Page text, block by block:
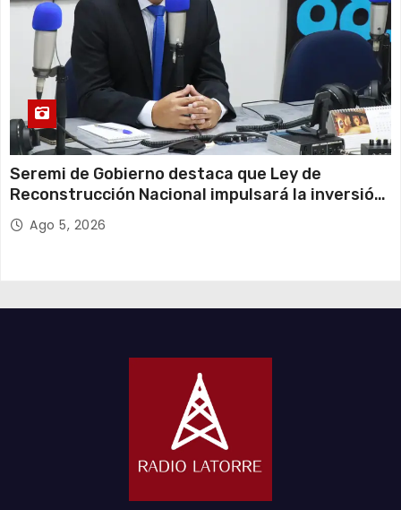
Seremi de Gobierno destaca que Ley de
Reconstrucción Nacional impulsará la inversión
y el empleo en Tarapacá
Ago 5, 2026